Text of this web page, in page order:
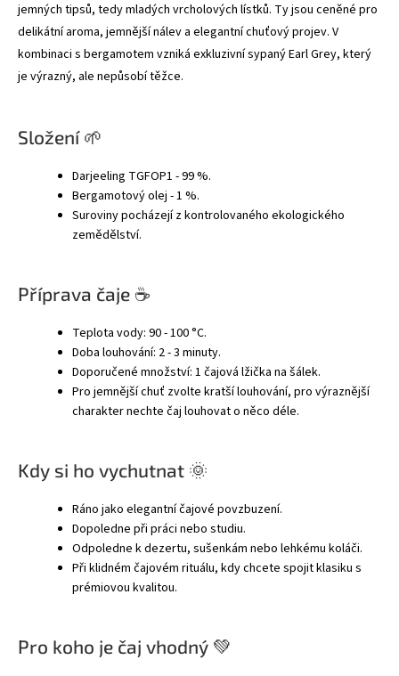
jemných tipsů, tedy mladých vrcholových lístků. Ty jsou ceněné pro
delikátní aroma, jemnější nálev a elegantní chuťový projev. V
kombinaci s bergamotem vzniká exkluzivní sypaný Earl Grey, který
je výrazný, ale nepůsobí těžce.
Složení 🌱
Darjeeling TGFOP1 - 99 %.
Bergamotový olej - 1 %.
Suroviny pocházejí z kontrolovaného ekologického
zemědělství.
Příprava čaje ☕
Teplota vody: 90 - 100 °C.
Doba louhování: 2 - 3 minuty.
Doporučené množství: 1 čajová lžička na šálek.
Pro jemnější chuť zvolte kratší louhování, pro výraznější
charakter nechte čaj louhovat o něco déle.
Kdy si ho vychutnat 🌞
Ráno jako elegantní čajové povzbuzení.
Dopoledne při práci nebo studiu.
Odpoledne k dezertu, sušenkám nebo lehkému koláči.
Při klidném čajovém rituálu, kdy chcete spojit klasiku s
prémiovou kvalitou.
Pro koho je čaj vhodný 💚